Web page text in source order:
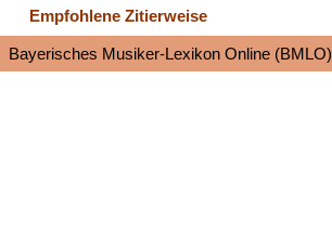
Empfohlene Zitierweise
Bayerisches Musiker-Lexikon Online (BMLO)